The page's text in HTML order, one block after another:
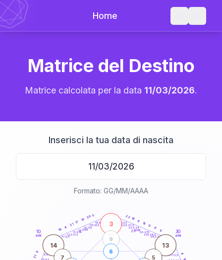
Home
Matrice del Destino
Matrice calcolata per la data 11/03/2026.
Inserisci la tua data di nascita
Formato: GG/MM/AAAA
10
anni
30
anni
8,5-9
11-12,5
12,5-13,5
13,5-14
16-17,5
17,5-18,5
18,5-19
21-22,5
22,5-23,5
23,5-24
26-27,5
27,5-28,5
28,5-29
31-32,5
21
8
18 4
21
17
10
20 5 22 19
8
16
9
11
6
4
3
14 13
9
6
7 5
15 anni 25anni